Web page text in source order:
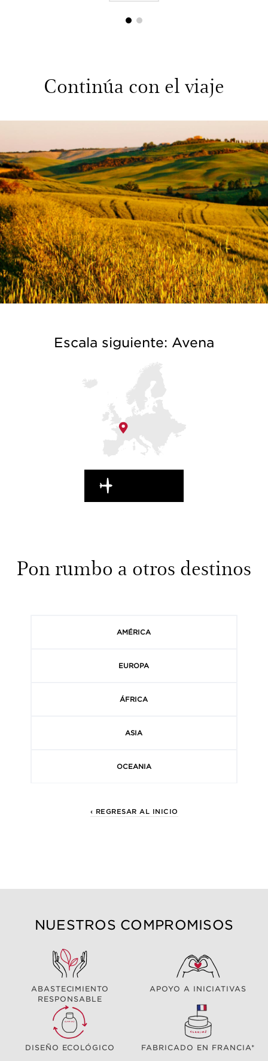
1 2
Continúa con el viaje
Escala siguiente: Avena
Pon rumbo a otros destinos
AMÉRICA
EUROPA
ÁFRICA
ASIA
OCEANIA
‹ REGRESAR AL INICIO
NUESTROS COMPROMISOS
ABASTECIMIENTO
RESPONSABLE
APOYO A INICIATIVAS
DISEÑO ECOLÓGICO FABRICADO EN FRANCIA*